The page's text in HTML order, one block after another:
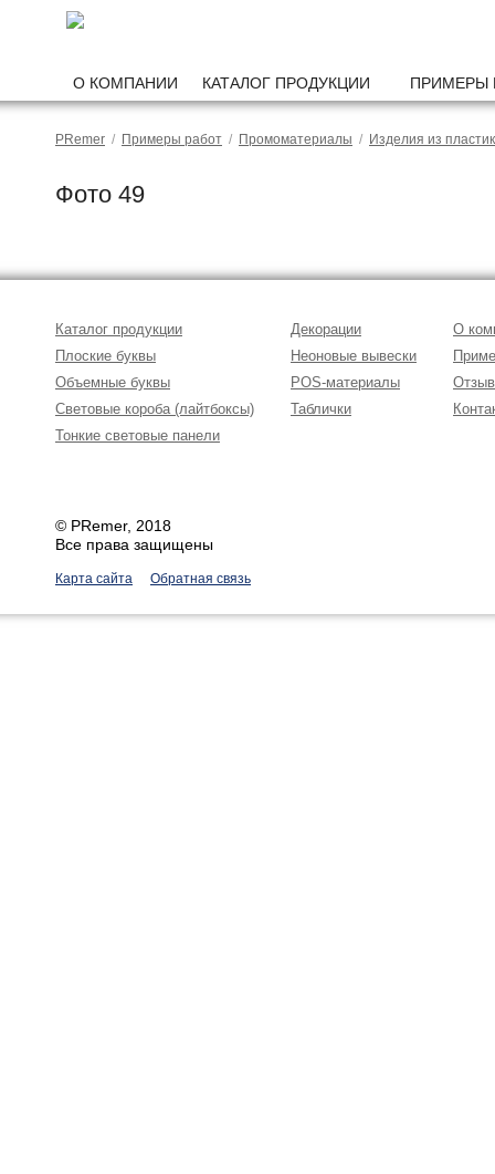
О КОМПАНИИ КАТАЛОГ ПРОДУКЦИИ ПРИМЕРЫ
PRemer / Примеры работ / Промоматериалы / Изделия из
Фото 49
Каталог продукции
Плоские буквы
Объемные буквы
Световые короба (лайтбоксы)
Тонкие световые панели
Декорации
Неоновые вывески
POS-материалы
Таблички
О
© PRemer, 2018
Все права защищены
Карта сайта Обратная связь